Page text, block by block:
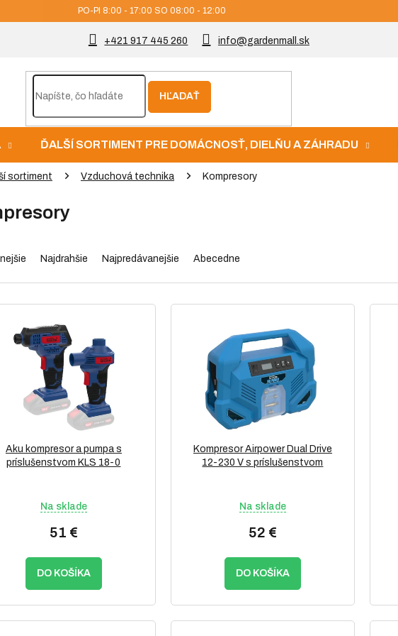
PO-PI 8:00 - 17:00 SO 08:00 - 12:00
+421 917 445 260 info@gardenmall.sk
HĽADAŤ
ĎALŠÍ SORTIMENT PRE DOMÁCNOSŤ, DIELŇU A ZÁHRADU
sortiment Vzduchová technika Kompresory
Najdrahšie Najpredávanejšie Abecedne
Aku kompresor a pumpa s
príslušenstvom KLS 18-0
Na sklade
51 €
DO KOŠÍKA
Kompresor Airpower Dual Drive
12-230 V s príslušenstvom
Na sklade
52 €
DO KOŠÍKA